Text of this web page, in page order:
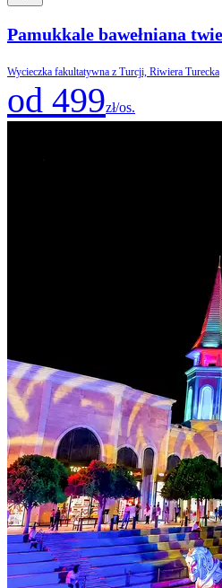
Pamukkale bawełniana
Wycieczka fakultatywna z Turcji, Riwiera Turecka
od 499zł/os.